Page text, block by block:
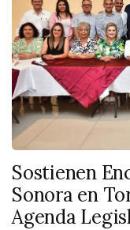
Sostienen
Sonora en
Agenda